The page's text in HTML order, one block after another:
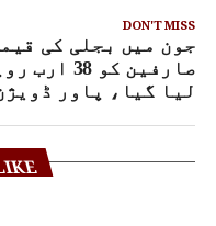
DON'T MISS
جون میں بجلی کی
صارفین
لیا گیا، پاور